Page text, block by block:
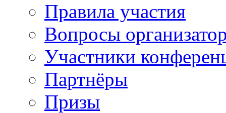
Правила участия
Вопросы
Участники
Партнёры
Призы